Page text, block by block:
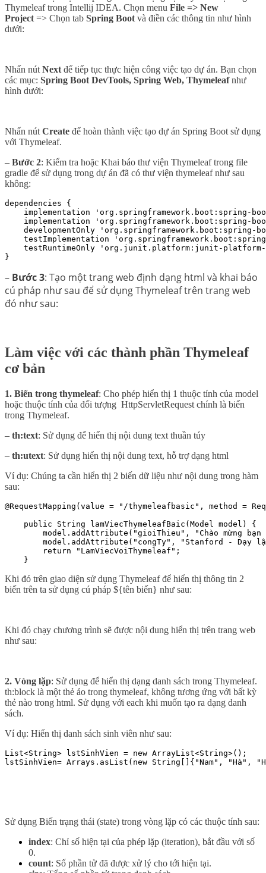
Thymeleaf trong Intellij IDEA. Chọn menu File => New
Project => Chọn tab Spring Boot và điền các thông tin như hình
dưới:
Nhấn nút Next để tiếp tục thực hiện công việc tạo dự án. Bạn chọn
các mục: Spring Boot DevTools, Spring Web, Thymeleafnhư
hình dưới:
Nhấn nút Create để hoàn thành việc tạo dự án Spring Boot sử dụng
với Thymeleaf.
– Bước 2: Kiểm tra hoặc Khai báo thư viện Thymeleaf trong file
gradle để sử dụng trong dự án đã có thư viện thymeleaf như sau
không:
dependencies {
implementation 'org.springframework.boot:spring-
implementation 'org.springframework.boot:spring-
developmentOnly 'org.springframework.boot:spring-
testImplementation
testRuntimeOnly 'org.junit.platform:junit-
}
– Bước 3: Tạo một trang web định dạng html và khai báo
cú pháp như sau để sử dụng Thymeleaf trên trang web
đó như sau:
Làm việc với các thành phần Thymeleaf
cơ bản
1. Biến trong thymeleaf: Cho phép hiển thị 1 thuộc tính của model
hoặc thuộc tính của đối tượng HttpServletRequest chính là biến
trong Thymeleaf.
– th:text: Sử dụng để hiển thị nội dung text thuần túy
– th:utext: Sử dụng hiển thị nội dung text, hỗ trợ dạng html
Ví dụ: Chúng ta cần hiển thị 2 biến dữ liệu như nội dung trong hàm
sau:
@RequestMapping(value = "/thymeleafbasic", method =
    public String lamViecThymeleafBaic(Model model) {
model.addAttribute("gioiThieu", "Chào mừng bạn
model.addAttribute("congTy", "Stanford - Dạy
        return "LamViecVoiThymeleaf";
    }
Khi đó trên giao diện sử dụng Thymeleaf để hiển thị thông tin 2
biến trên ta sử dụng cú pháp ${tên biến} như sau:
Khi đó chạy chương trình sẽ được nội dung hiển thị trên trang web
như sau:
2. Vòng lặp: Sử dụng để hiển thị dạng danh sách trong Thymeleaf.
th:block là một thẻ ảo trong thymeleaf, không tương ứng với bất kỳ
thẻ nào trong html. Sử dụng với each khi muốn tạo ra dạng danh
sách.
Ví dụ: Hiển thị danh sách sinh viên như sau:
List<String> lstSinhVien = new ArrayList<String>();
lstSinhVien= Arrays.asList(new String[]{"Nam", "Hà",
Sử dụng Biến trạng thái (state) trong vòng lặp có các thuộc tính sau:
index: Chỉ số hiện tại của phép lặp (iteration), bắt đầu với số
0.
count: Số phần tử đã được xử lý cho tới hiện tại.